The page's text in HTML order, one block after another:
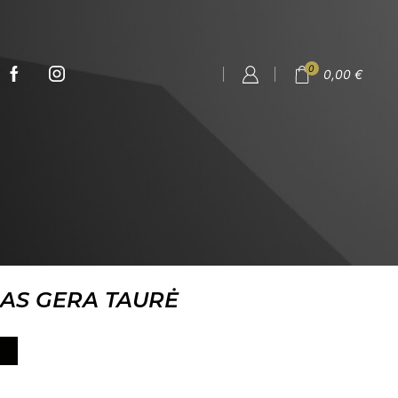
0 0,00 €
GERA TAURĖ